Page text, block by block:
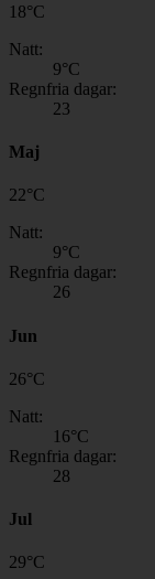
18°C
Natt:
9°C
Regnfria dagar:
23
Maj
22°C
Natt:
9°C
Regnfria dagar:
26
Jun
26°C
Natt:
16°C
Regnfria dagar:
28
Jul
29°C